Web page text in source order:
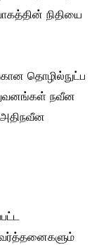
நிதியை
தொழில்நுட்ப
நவீன
அதிநவீன